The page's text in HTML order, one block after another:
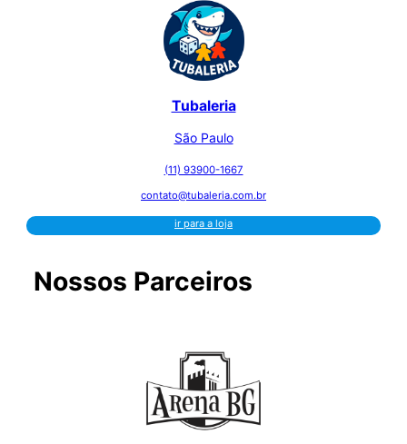
Tubaleria
São Paulo
(11) 93900-1667
contato@tubaleria.com.br
ir para a loja
Nossos Parceiros